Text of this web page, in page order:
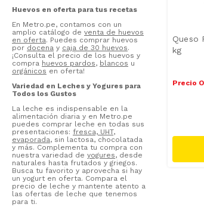
Huevos en oferta para tus recetas
En Metro.pe, contamos con un
amplio catálogo de venta de huevos
en oferta. Puedes comprar huevos
por docena y caja de 30 huevos.
¡Consulta el precio de los huevos y
compra huevos pardos, blancos u
orgánicos en oferta!
Variedad en Leches y Yogures para
Todos los Gustos
La leche es indispensable en la
alimentación diaria y en Metro.pe
puedes comprar leche en todas sus
presentaciones: fresca, UHT,
evaporada, sin lactosa, chocolatada
y más. Complementa tu compra con
nuestra variedad de yogures, desde
naturales hasta frutados y griegos.
Busca tu favorito y aprovecha si hay
un yogurt en oferta. Compara el
precio de leche y mantente atento a
las ofertas de leche que tenemos
para ti.
Queso
kg
Precio